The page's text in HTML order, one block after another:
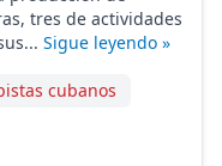
tres de actividades
Sigue leyendo »
cubanos